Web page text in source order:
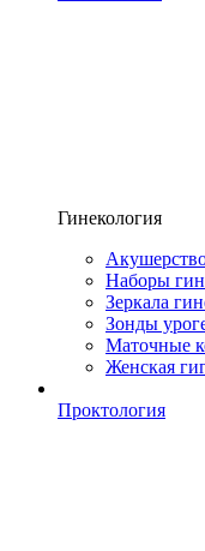
Гинекология
Наборы
Зеркала
Зонды
Маточные
Женская
Проктология